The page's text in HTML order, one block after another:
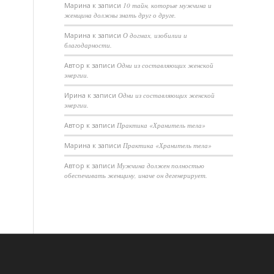
Марина к записи 10 тайн, которые мужчина и
женщина должны знать друг о друге.
Марина к записиО догмах, изобилии и
благодарности.
Автор к записиОдни из составляющих женской
энергии.
Ирина к записиОдни из составляющих женской
энергии.
Автор к записиПрактика «Хранитель тела»
Марина к записиПрактика «Хранитель тела»
Автор к записиМужчина должен полностью
обеспечивать женщину, иначе он дегенерирует.